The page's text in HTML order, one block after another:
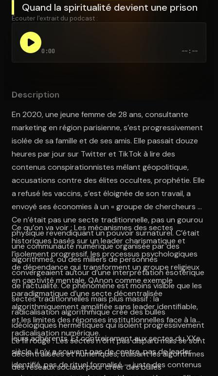
Quand la spiritualité devient une prison
Écouter l'extrait du podcast :
0:00 --:--
Description
En 2020, une jeune femme de 28 ans, consultante
marketing en région parisienne, s’est progressivement
isolée de sa famille et de ses amis. Elle passait douze
heures par jour sur Twitter et TikTok à lire des
contenus conspirationnistes mêlant géopolitique,
accusations contre des élites occultes, prophétie. Elle
a refusé les vaccins, s’est éloignée de son travail, a
envoyé ses économies à un « groupe de chercheurs ».
Ce n’était pas une secte traditionnelle, pas un gourou
physique revendiquant un pouvoir surnaturel. C’était
une communauté numérique organisée par des
algorithmes, où des milliers de personnes
convergeaient autour d’une interprétation ésotérique
de l’actualité. Ce phénomène est moins visible que les
sectes traditionnelles mais plus massif : la
radicalisation algorithmique crée des bulles
idéologiques hermétiques qui isolent progressivement
leurs adhérents. Et contrairement aux sectes du XXe
siècle, il n’y a souvent pas de centre, pas de leader
identifié, pas de rituel formalisé — juste des contenus
Ce qu’on va voir : Les mécanismes des sectes
historiques basés sur un leader charismatique et
l’isolement progressif, les processus psychologiques
de dépendance qui transforment un groupe religieux
en captivité mentale, QAnon comme exemple
paradigmatique d’une secte décentralisée
algorithmiquement amplifiée sans leader identifiable,
et les limites des réponses institutionnelles face à la
radicalisation numérique.
Le fil rouge : Les sectes n’ont pas disparu mais se sont
décentralisées et numériques, utilisant les algorithmes
des réseaux sociaux pour créer des bulles